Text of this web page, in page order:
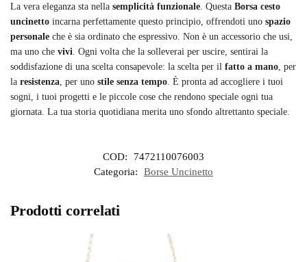
La vera eleganza sta nella semplicità funzionale . Questa Borsa cesto
uncinetto incarna perfettamente questo principio, offrendoti uno spazio
personale che è sia ordinato che espressivo. Non è un accessorio che usi,
ma uno che vivi . Ogni volta che la solleverai per uscire, sentirai la
soddisfazione di una scelta consapevole: la scelta per il fatto a mano , per
la resistenza , per uno stile senza tempo . È pronta ad accogliere i tuoi
sogni, i tuoi progetti e le piccole cose che rendono speciale ogni tua
giornata. La tua storia quotidiana merita uno sfondo altrettanto speciale.
COD:
7472110076003
Categoria:
Borse Uncinetto
Prodotti correlati